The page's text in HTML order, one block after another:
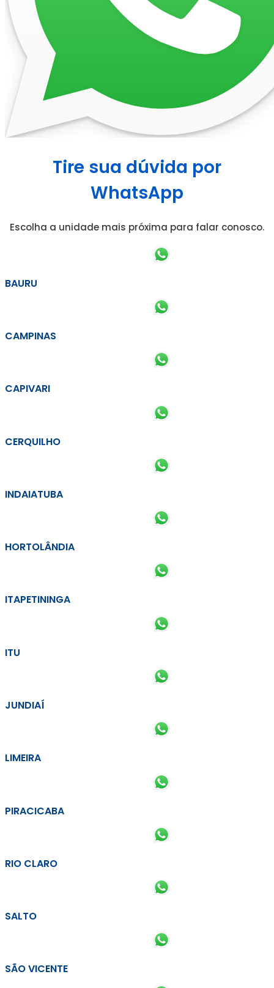
Tire sua dúvida por
WhatsApp
Escolha a unidade mais próxima para falar conosco.
BAURU
CAMPINAS
CAPIVARI
CERQUILHO
INDAIATUBA
HORTOLÂNDIA
ITAPETININGA
ITU
JUNDIAÍ
LIMEIRA
PIRACICABA
RIO CLARO
SALTO
SÃO VICENTE